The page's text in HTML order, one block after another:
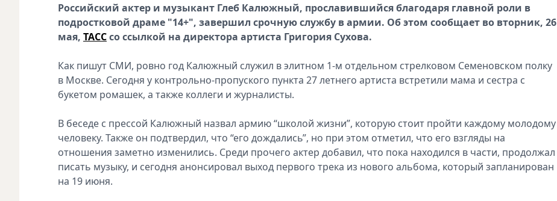
Российский актер и музыкант Глеб Калюжный, прославившийся благодаря главной роли в
подростковой драме "14+", завершил срочную службу в армии. Об этом сообщает во вторник, 26
мая, ТАССсо ссылкой на директора артиста Григория Сухова.
Как пишут СМИ, ровно год Калюжный служил в элитном 1-м отдельном стрелковом Семеновском полку
в Москве. Сегодня у контрольно-пропуского пункта 27 летнего артиста встретили мама и сестра с
букетом ромашек, а также коллеги и журналисты.
В беседе с прессой Калюжный назвал армию “школой жизни”, которую стоит пройти каждому молодому
человеку. Также он подтвердил, что “его дождались”, но при этом отметил, что его взгляды на
отношения заметно изменились. Среди прочего актер добавил, что пока находился в части, продолжал
писать музыку, и сегодня анонсировал выход первого трека из нового альбома, который запланирован
на 19 июня.